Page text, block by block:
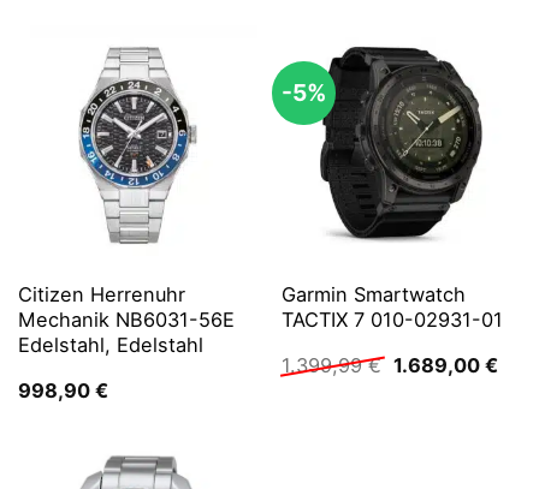
Citizen Herrenuhr
Mechanik NB6031-56E
Edelstahl, Edelstahl
998,90 €
-5%
Garmin Smartwatch
TACTIX 7 010-02931-01
1.399,99€ Ursprünglicher
1.689,00 €